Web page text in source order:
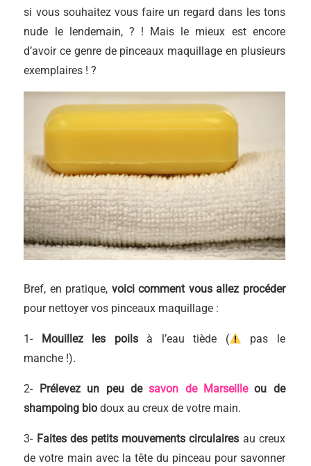
si vous souhaitez vous faire un regard dans les tons
nude le lendemain, ? ! Mais le mieux est encore
d’avoir ce genre de pinceaux maquillage en plusieurs
exemplaires ! ?
Bref, en pratique, voici comment vous allez procéder
pour nettoyer vos pinceaux maquillage :
1- Mouillez les poilsà l’eau tiède (
pas le
manche !).
2- Prélevez un peu desavon de Marseille ou de
shampoing bio doux au creux de votre main.
3- Faites des petits mouvements circulaires au creux
de votre main avec la tête du pinceau pour savonner